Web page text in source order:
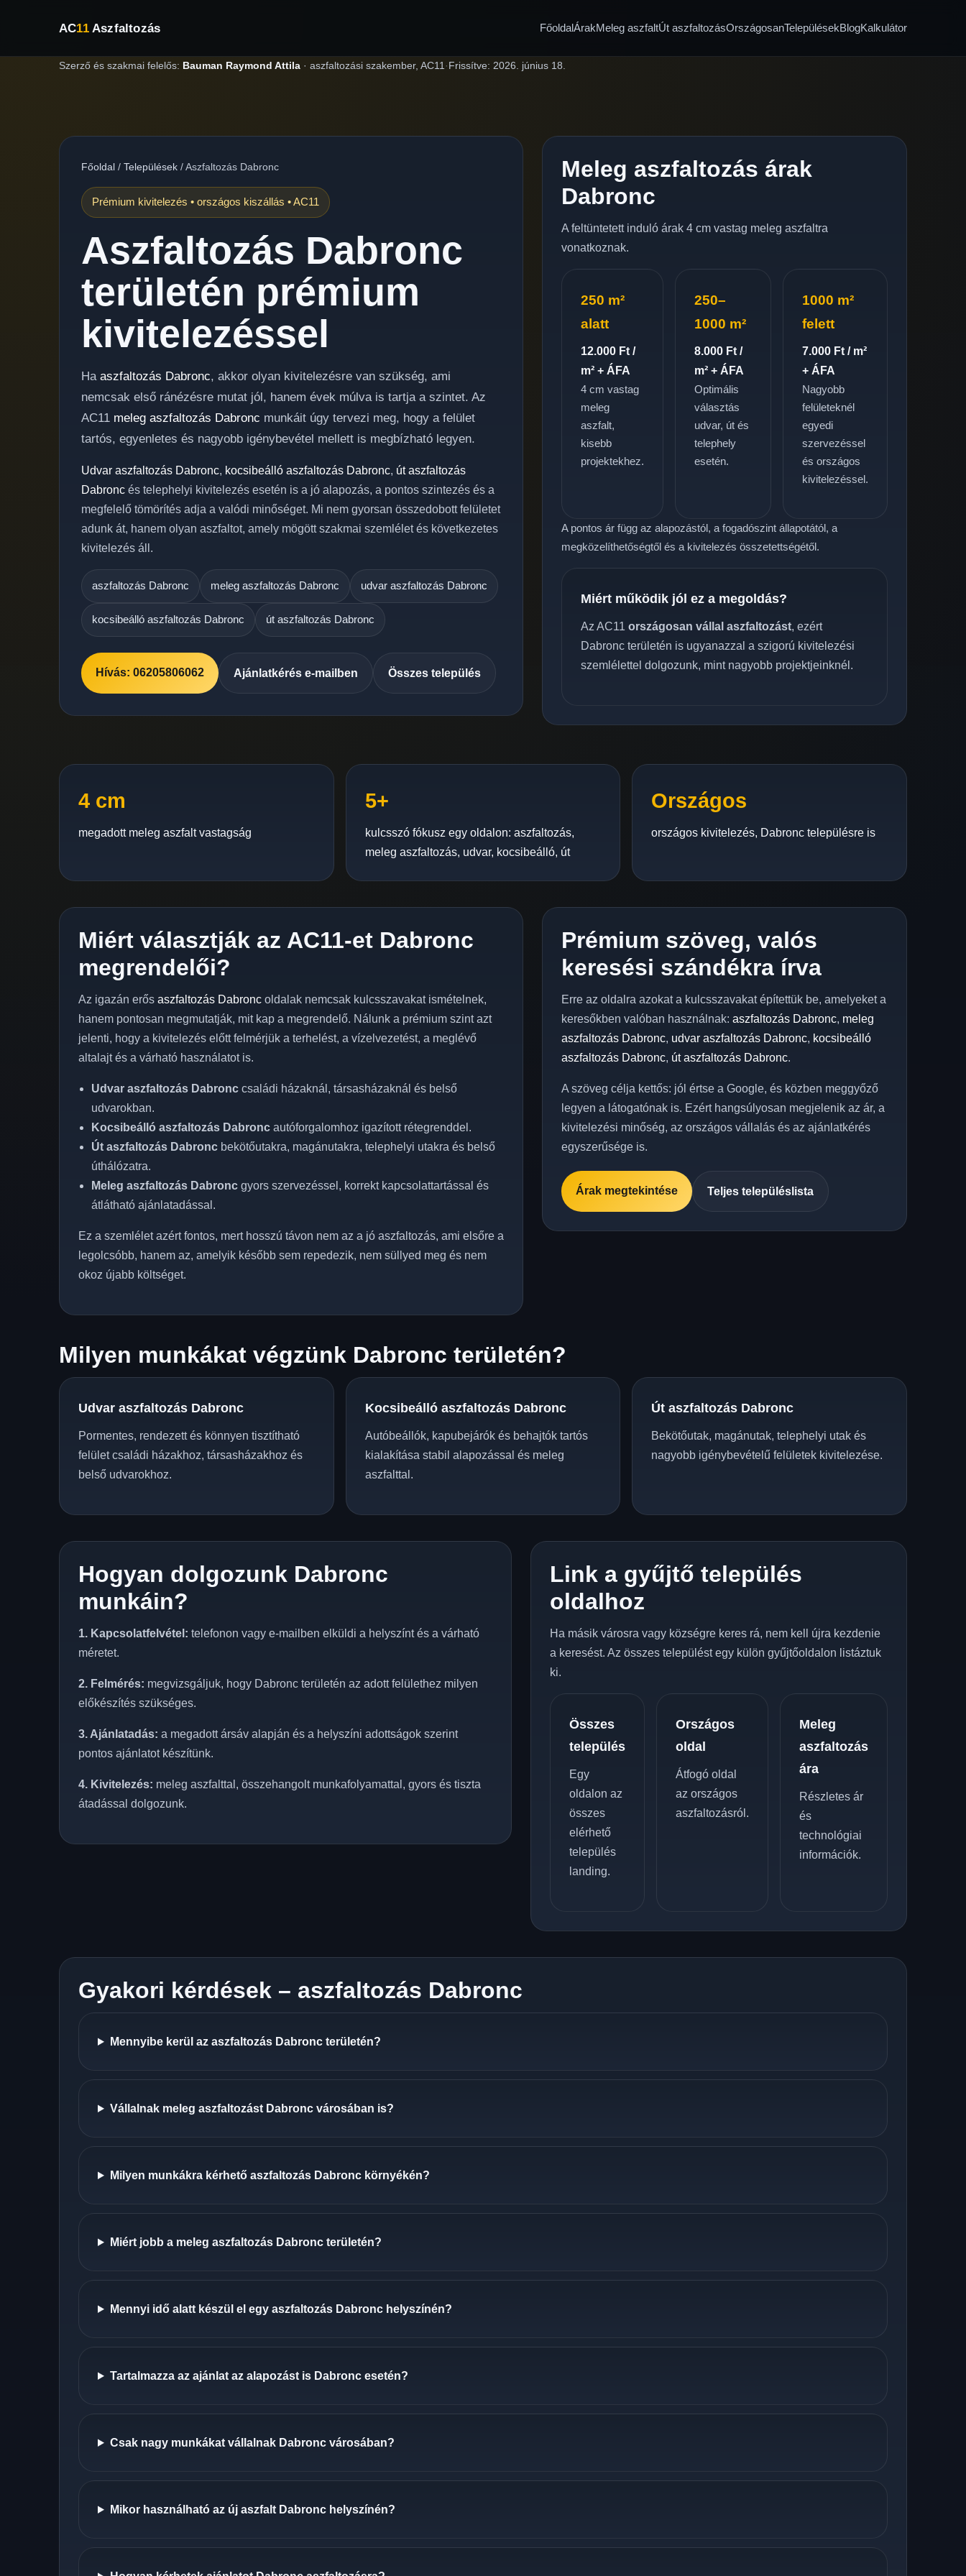
AC11Aszfaltozás FőoldalÁrakMeleg aszfaltÚt aszfaltozásOrszágosanTelepülésekBlogKalkulátor
Szerző és szakmai felelős: Bauman Raymond Attila · aszfaltozási szakember, AC11 ·Frissítve: 2026. június 18.
Főoldal / Települések /Aszfaltozás Dabronc
Prémium kivitelezés • országos kiszállás • AC11
Aszfaltozás Dabronc
területén prémium
kivitelezéssel
Ha aszfaltozás Dabronc, akkor olyan kivitelezésre van szükség, ami
nemcsak első ránézésre mutat jól, hanem évek múlva is tartja a szintet. Az
AC11 meleg aszfaltozás Dabronc munkáit úgy tervezi meg, hogy a felület
tartós, egyenletes és nagyobb igénybevétel mellett is megbízható legyen.
Udvar aszfaltozás Dabronc, kocsibeálló aszfaltozás Dabronc, út aszfaltozás
Dabronc és telephelyi kivitelezés esetén is a jó alapozás, a pontos szintezés és a
megfelelő tömörítés adja a valódi minőséget. Mi nem gyorsan összedobott felületet
adunk át, hanem olyan aszfaltot, amely mögött szakmai szemlélet és következetes
kivitelezés áll.
aszfaltozás Dabronc meleg aszfaltozás Dabronc udvar aszfaltozás Dabronc
kocsibeálló aszfaltozás Dabronc út aszfaltozás Dabronc
Hívás: 06205806062 Ajánlatkérés e-mailben Összes település
Meleg aszfaltozás árak
Dabronc
A feltüntetett induló árak 4 cm vastag meleg aszfaltra
vonatkoznak.
250 m²
alatt
12.000 Ft /
m² + ÁFA
4 cm vastag
meleg
aszfalt,
kisebb
projektekhez.
250–
1000 m²
8.000 Ft /
m² + ÁFA
Optimális
választás
udvar, út és
telephely
esetén.
1000 m²
felett
7.000 Ft / m²
+ ÁFA
Nagyobb
felületeknél
egyedi
szervezéssel
és országos
kivitelezéssel.
A pontos ár függ az alapozástól, a fogadószint állapotától, a
megközelíthetőségtől és a kivitelezés összetettségétől.
Miért működik jól ez a megoldás?
Az AC11országosan vállal aszfaltozást, ezért
Dabronc területén is ugyanazzal a szigorú kivitelezési
szemlélettel dolgozunk, mint nagyobb projektjeinknél.
4 cm
megadott meleg aszfalt vastagság
5+
kulcsszó fókusz egy oldalon: aszfaltozás,
meleg aszfaltozás, udvar, kocsibeálló, út
Országos
országos kivitelezés, Dabronc településre is
Miért választják az AC11-et Dabronc
megrendelői?
Az igazán erős aszfaltozás Dabronc oldalak nemcsak kulcsszavakat ismételnek,
hanem pontosan megmutatják, mit kap a megrendelő. Nálunk a prémium szint azt
jelenti, hogy a kivitelezés előtt felmérjük a terhelést, a vízelvezetést, a meglévő
altalajt és a várható használatot is.
Udvar aszfaltozás Dabronc családi házaknál, társasházaknál és belső
udvarokban.
Kocsibeálló aszfaltozás Dabronc autóforgalomhoz igazított rétegrenddel.
Út aszfaltozás Dabronc bekötőutakra, magánutakra, telephelyi utakra és belső
úthálózatra.
Meleg aszfaltozás Dabronc gyors szervezéssel, korrekt kapcsolattartással és
átlátható ajánlatadással.
Ez a szemlélet azért fontos, mert hosszú távon nem az a jó aszfaltozás, ami elsőre a
legolcsóbb, hanem az, amelyik később sem repedezik, nem süllyed meg és nem
okoz újabb költséget.
Prémium szöveg, valós
keresési szándékra írva
Erre az oldalra azokat a kulcsszavakat építettük be, amelyeket a
keresőkben valóban használnak:aszfaltozás Dabronc, meleg
aszfaltozás Dabronc, udvar aszfaltozás Dabronc, kocsibeálló
aszfaltozás Dabronc, út aszfaltozás Dabronc.
A szöveg célja kettős: jól értse a Google, és közben meggyőző
legyen a látogatónak is. Ezért hangsúlyosan megjelenik az ár, a
kivitelezési minőség, az országos vállalás és az ajánlatkérés
egyszerűsége is.
Árak megtekintése Teljes településlista
Milyen munkákat végzünk Dabronc területén?
Udvar aszfaltozás Dabronc
Pormentes, rendezett és könnyen tisztítható
felület családi házakhoz, társasházakhoz és
belső udvarokhoz.
Kocsibeálló aszfaltozás Dabronc
Autóbeállók, kapubejárók és behajtók tartós
kialakítása stabil alapozással és meleg
aszfalttal.
Út aszfaltozás Dabronc
Bekötőutak, magánutak, telephelyi utak és
nagyobb igénybevételű felületek kivitelezése.
Hogyan dolgozunk Dabronc
munkáin?
1. Kapcsolatfelvétel: telefonon vagy e-mailben elküldi a helyszínt és a várható
méretet.
2. Felmérés: megvizsgáljuk, hogy Dabronc területén az adott felülethez milyen
előkészítés szükséges.
3. Ajánlatadás: a megadott ársáv alapján és a helyszíni adottságok szerint
pontos ajánlatot készítünk.
4. Kivitelezés: meleg aszfalttal, összehangolt munkafolyamattal, gyors és tiszta
átadással dolgozunk.
Link a gyűjtő település
oldalhoz
Ha másik városra vagy községre keres rá, nem kell újra kezdenie
a keresést. Az összes települést egy külön gyűjtőoldalon listáztuk
ki.
Összes
település
Egy
oldalon az
összes
elérhető
település
landing.
Országos
oldal
Átfogó oldal
az országos
aszfaltozásról.
Meleg
aszfaltozás
ára
Részletes ár
és
technológiai
információk.
Gyakori kérdések – aszfaltozás Dabronc
Mennyibe kerül az aszfaltozás Dabronc területén?
Vállalnak meleg aszfaltozást Dabronc városában is?
Milyen munkákra kérhető aszfaltozás Dabronc környékén?
Miért jobb a meleg aszfaltozás Dabronc területén?
Mennyi idő alatt készül el egy aszfaltozás Dabronc helyszínén?
Tartalmazza az ajánlat az alapozást is Dabronc esetén?
Csak nagy munkákat vállalnak Dabronc városában?
Mikor használható az új aszfalt Dabronc helyszínén?